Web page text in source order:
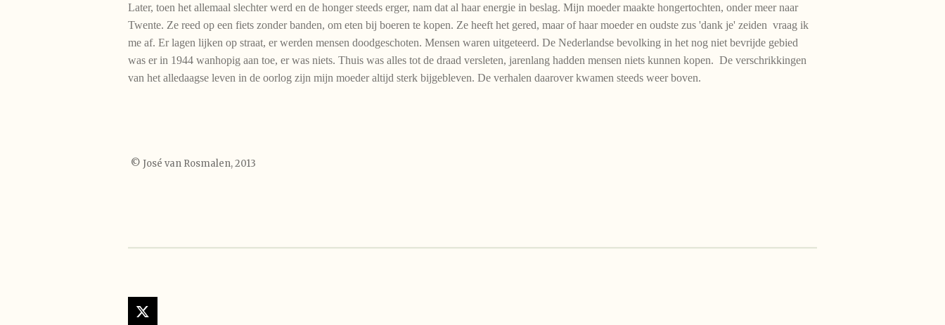
Later, toen het allemaal slechter werd en de honger steeds erger, nam dat al haar energie in beslag. Mijn moeder maakte hongertochten, onder meer naar
Twente. Ze reed op een fiets zonder banden, om eten bij boeren te kopen. Ze heeft het gered, maar of haar moeder en oudste zus 'dank je' zeiden vraag ik
me af. Er lagen lijken op straat, er werden mensen doodgeschoten. Mensen waren uitgeteerd. De Nederlandse bevolking in het nog niet bevrijde gebied
was er in 1944 wanhopig aan toe, er was niets. Thuis was alles tot de draad versleten, jarenlang hadden mensen niets kunnen kopen. De verschrikkingen
van het alledaagse leven in de oorlog zijn mijn moeder altijd sterk bijgebleven. De verhalen daarover kwamen steeds weer boven.
© José van Rosmalen, 2013
X